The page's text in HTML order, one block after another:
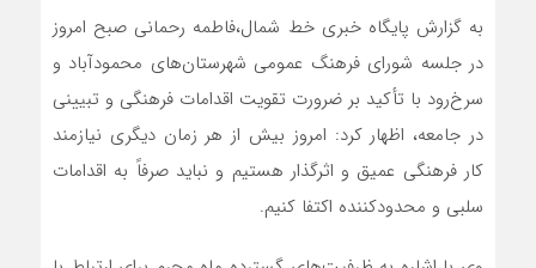
به گزارش پایگاه خبری خط شمال،فاطمه رحمانی صبح امروز
در جلسه شورای فرهنگ عمومی شهرستان‌های محمودآباد و
سرخ‌رود با تأکید بر ضرورت تقویت اقدامات فرهنگی و تبیینی
در جامعه، اظهار کرد: امروز بیش از هر زمان دیگری نیازمند
کار فرهنگی عمیق و اثرگذار هستیم و نباید صرفاً به اقدامات
سلبی و محدودکننده اکتفا کنیم.